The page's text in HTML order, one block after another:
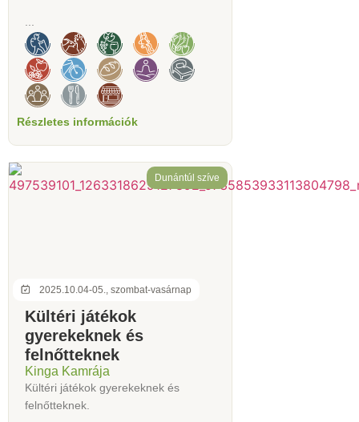
...
Részletes információk
2025.10.04-05., szombat-vasárnap
Dunántúl szíve
Kültéri játékok
gyerekeknek és
felnőtteknek
Kinga Kamrája
Kültéri játékok gyerekeknek és
felnőtteknek.